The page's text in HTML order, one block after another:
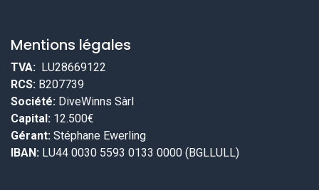
Mentions légales
TVA: LU28669122
RCS: B207739
Société: DiveWinns Sàrl
Capital: 12.500€
Gérant: Stéphane Ewerling
IBAN: LU44 0030 5593 0133 0000 (BGLLULL)